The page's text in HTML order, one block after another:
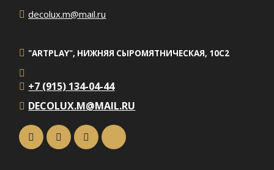
decolux.m@mail.ru
"ARTPLAY", НИЖНЯЯ СЫРОМЯТНИЧЕСКАЯ, 10С2
+7 (915) 134-04-44
DECOLUX.M@MAIL.RU